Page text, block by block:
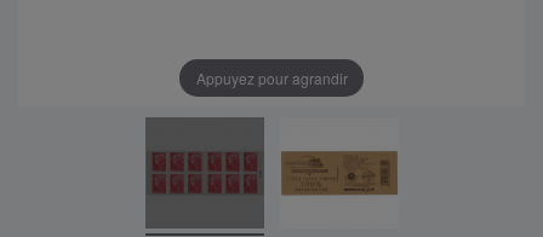
Appuyez pour agrandir